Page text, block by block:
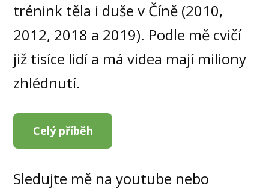
trénink těla i duše v Číně (2010,
2012, 2018 a 2019). Podle mě cvičí
již tisíce lidí a má videa mají miliony
zhlédnutí.
Celý příběh
Sledujte mě na youtube nebo